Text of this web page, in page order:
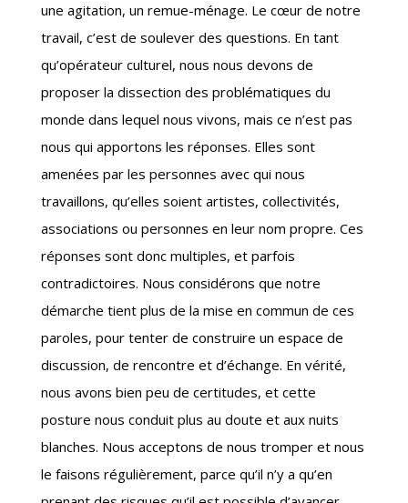
une agitation, un remue-ménage. Le cœur de notre
travail, c’est de soulever des questions. En tant
qu’opérateur culturel, nous nous devons de
proposer la dissection des problématiques du
monde dans lequel nous vivons, mais ce n’est pas
nous qui apportons les réponses. Elles sont
amenées par les personnes avec qui nous
travaillons, qu’elles soient artistes, collectivités,
associations ou personnes en leur nom propre. Ces
réponses sont donc multiples, et parfois
contradictoires. Nous considérons que notre
démarche tient plus de la mise en commun de ces
paroles, pour tenter de construire un espace de
discussion, de rencontre et d’échange. En vérité,
nous avons bien peu de certitudes, et cette
posture nous conduit plus au doute et aux nuits
blanches. Nous acceptons de nous tromper et nous
le faisons régulièrement, parce qu’il n’y a qu’en